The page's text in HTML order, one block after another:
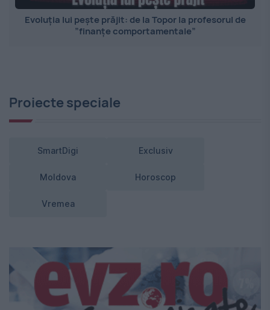
Evoluția lui pește prăjit: de la Topor la profesorul de
”finanțe comportamentale”
Proiecte speciale
SmartDigi Exclusiv
Moldova Horoscop
Vremea